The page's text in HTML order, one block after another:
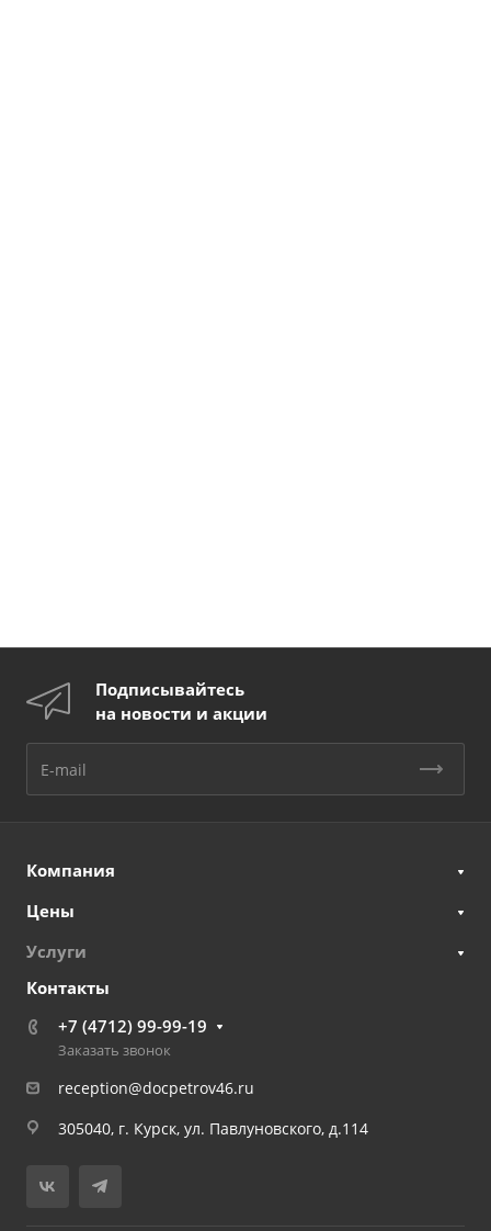
Подписывайтесь
на новости и акции
Компания
Цены
Услуги
Контакты
+7 (4712) 99-99-19
Заказать звонок
reception@docpetrov46.ru
305040, г. Курск, ул. Павлуновского, д.114